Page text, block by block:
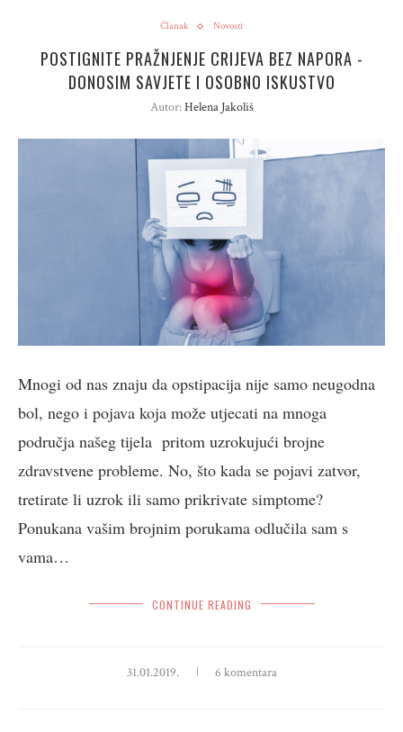
Članak Novosti
POSTIGNITE PRAŽNJENJE CRIJEVA BEZ NAPORA -
DONOSIM SAVJETE I OSOBNO ISKUSTVO
Autor:Helena Jakoliš
Mnogi od nas znaju da opstipacija nije samo neugodna
bol, nego i pojava koja može utjecati na mnoga
područja našeg tijela pritom uzrokujući brojne
zdravstvene probleme. No, što kada se pojavi zatvor,
tretirate li uzrok ili samo prikrivate simptome?
Ponukana vašim brojnim porukama odlučila sam s
vama…
CONTINUE READING
31.01.2019. 6 komentara